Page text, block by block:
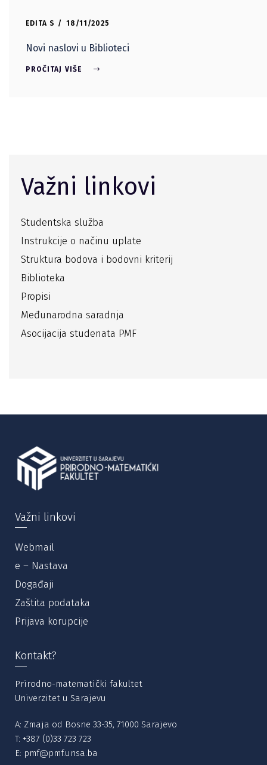
EDITA S 18/11/2025
Novi naslovi u Biblioteci
PROČITAJ VIŠE
Važni linkovi
Studentska služba
Instrukcije o načinu uplate
Struktura bodova i bodovni kriterij
Biblioteka
Propisi
Međunarodna saradnja
Asocijacija studenata PMF
Važni linkovi
Webmail
e – Nastava
Događaji
Zaštita podataka
Prijava korupcije
Kontakt?
Prirodno-matematički fakultet
Univerzitet u Sarajevu
A: Zmaja od Bosne 33-35, 71000 Sarajevo
T: +387 (0)33 723 723
E: pmf@pmf.unsa.ba